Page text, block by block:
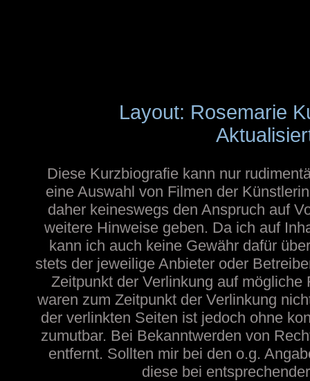
Layout: Rosemarie
Diese Kurzbiografie kann nur
eine Auswahl von Filmen der
daher keineswegs den Anspruch auf
weitere Hinweise geben. Da ich auf
kann ich auch keine Gewähr dafür
stets der jeweilige Anbieter oder
Zeitpunkt der Verlinkung auf
waren zum Zeitpunkt der Verlinkung
der verlinkten Seiten ist jedoch ohne
zumutbar. Bei Bekanntwerden von
entfernt. Sollten mir bei den o.g.
diese bei